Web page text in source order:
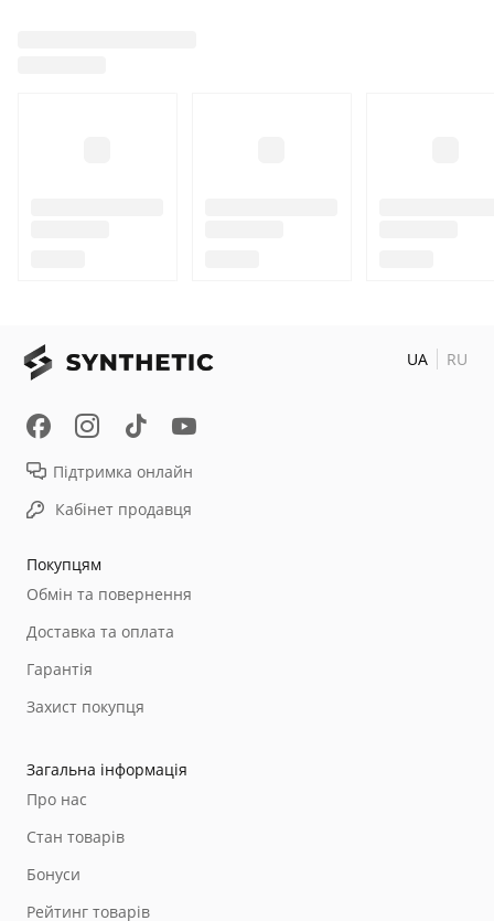
Покупцям
Обмін та повернення
Доставка та оплата
Гарантія
Захист покупця
Загальна інформація
Про нас
Стан товарів
Бонуси
Рейтинг товарів
Підтримка онлайн
Кабінет продавця
UA RU